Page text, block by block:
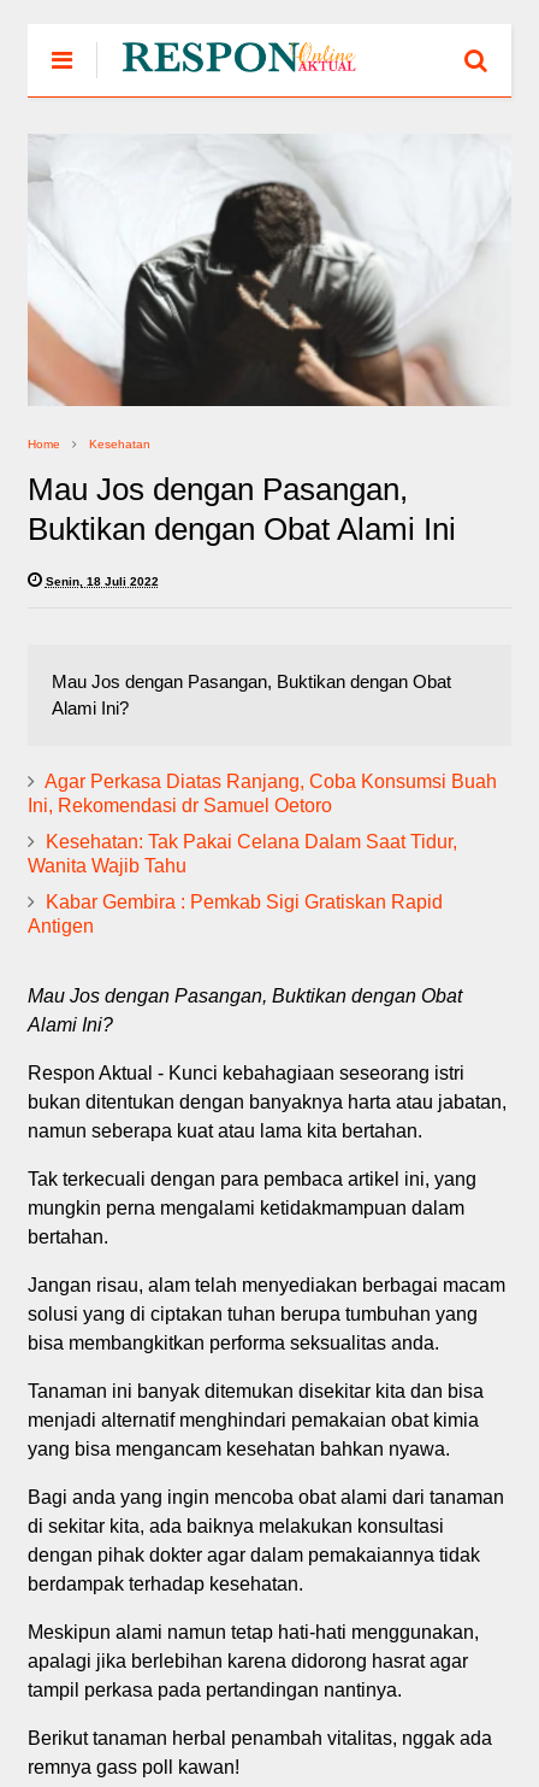
Home Kesehatan
Mau Jos dengan Pasangan,
Buktikan dengan Obat Alami Ini
Senin, 18 Juli 2022
Mau Jos dengan Pasangan, Buktikan dengan Obat
Alami Ini?
Agar Perkasa Diatas Ranjang, Coba Konsumsi Buah
Ini, Rekomendasi dr Samuel Oetoro
Kesehatan: Tak Pakai Celana Dalam Saat Tidur,
Wanita Wajib Tahu
Kabar Gembira : Pemkab Sigi Gratiskan Rapid
Antigen
Mau Jos dengan Pasangan, Buktikan dengan Obat
Alami Ini?
Respon Aktual - Kunci kebahagiaan seseorang istri
bukan ditentukan dengan banyaknya harta atau jabatan,
namun seberapa kuat atau lama kita bertahan.
Tak terkecuali dengan para pembaca artikel ini, yang
mungkin perna mengalami ketidakmampuan dalam
bertahan.
Jangan risau, alam telah menyediakan berbagai macam
solusi yang di ciptakan tuhan berupa tumbuhan yang
bisa membangkitkan performa seksualitas anda.
Tanaman ini banyak ditemukan disekitar kita dan bisa
menjadi alternatif menghindari pemakaian obat kimia
yang bisa mengancam kesehatan bahkan nyawa.
Bagi anda yang ingin mencoba obat alami dari tanaman
di sekitar kita, ada baiknya melakukan konsultasi
dengan pihak dokter agar dalam pemakaiannya tidak
berdampak terhadap kesehatan.
Meskipun alami namun tetap hati-hati menggunakan,
apalagi jika berlebihan karena didorong hasrat agar
tampil perkasa pada pertandingan nantinya.
Berikut tanaman herbal penambah vitalitas, nggak ada
remnya gass poll kawan!